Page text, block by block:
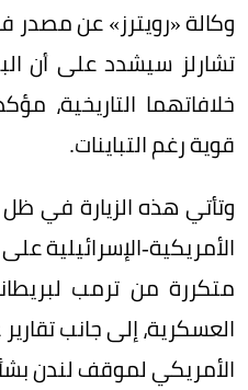
وكالة «رويترز» عن
تشارلز سيشدد على أن
خلافاتهما التاريخية،
قوية رغم التباينات.
وتأتي هذه الزيارة في
الأمريكية-الإسرائيلية
متكررة من ترمب
العسكرية، إلى جانب
الأمريكي لموقف لندن